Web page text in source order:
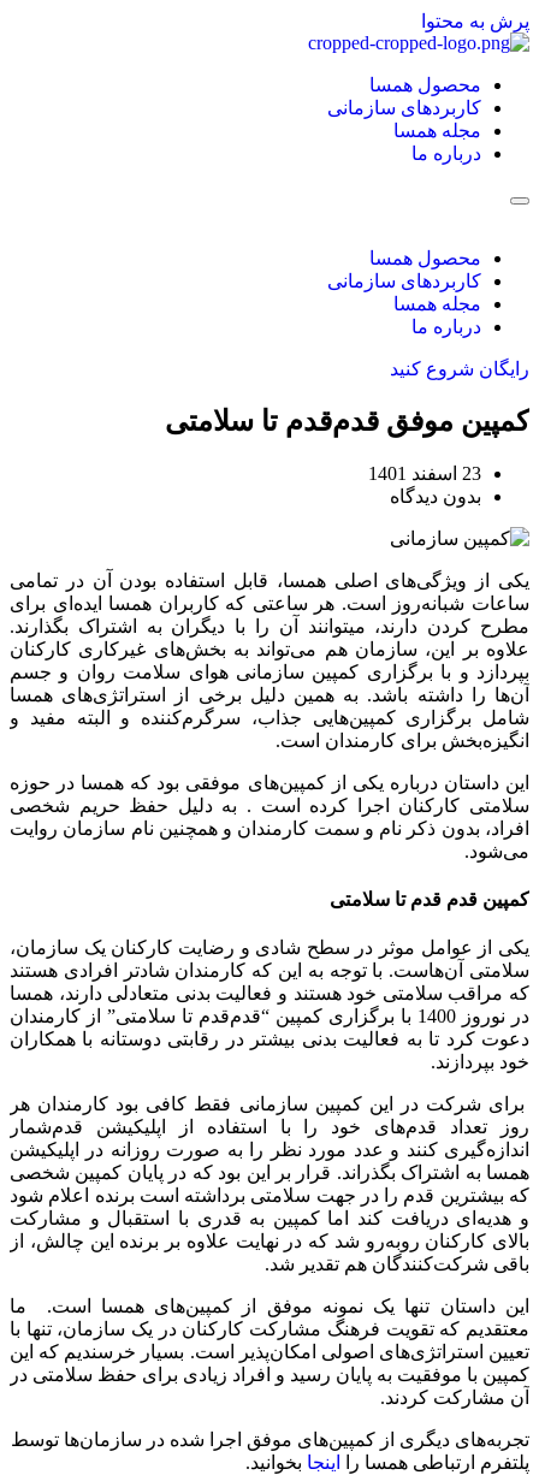
پرش به محتوا
محصول همسا
کاربردهای سازمانی
مجله همسا
درباره ما
Hamburger Toggle Menu
محصول همسا
کاربردهای سازمانی
مجله همسا
درباره ما
رایگان شروع کنید
کمپین موفق قدم‌قدم تا سلامتی
23 اسفند 1401
بدون دیدگاه
یکی از ویژگی‌های اصلی همسا، قابل استفاده بودن آن در تمامی
ساعات شبانه‌روز است. هر ساعتی که کاربران همسا ایده‌ای برای
مطرح کردن دارند، میتوانند آن را با دیگران به اشتراک بگذارند.
علاوه بر این، سازمان هم می‌تواند به بخش‌های غیرکاری کارکنان
بپردازد و با برگزاری کمپین سازمانی هوای سلامت روان و جسم
آن‌ها را داشته باشد. به همین دلیل برخی از استراتژی‌های همسا
شامل برگزاری کمپین‌هایی جذاب، سرگرم‌کننده و البته مفید و
انگیزه‌بخش برای کارمندان است.
این داستان درباره یکی از کمپین‌های موفقی بود که همسا در حوزه
سلامتی کارکنان اجرا کرده است . به دلیل حفظ حریم شخصی
افراد، بدون ذکر نام و سمت کارمندان و همچنین نام سازمان روایت
می‌شود.
کمپین قدم قدم تا سلامتی
یکی از عوامل موثر در سطح شادی و رضایت کارکنان یک سازمان،
سلامتی آن‌هاست. با توجه به این که کارمندان شادتر افرادی هستند
که مراقب سلامتی خود هستند و فعالیت بدنی متعادلی دارند، همسا
در نوروز 1400 با برگزاری کمپین “قدم‌قدم تا سلامتی” از کارمندان
دعوت کرد تا به فعالیت بدنی بیشتر در رقابتی دوستانه با همکاران
خود بپردازند.
برای شرکت در این کمپین سازمانی فقط کافی بود کارمندان هر
روز تعداد قدم‌های خود را با استفاده از اپلیکیشن قدم‌شمار
اندازه‌گیری کنند و عدد مورد نظر را به صورت روزانه در اپلیکیشن
همسا به اشتراک بگذراند. قرار بر این بود که در پایان کمپین شخصی
که بیشترین قدم را در جهت سلامتی برداشته است برنده اعلام شود
و هدیه‌ای دریافت کند اما کمپین به قدری با استقبال و مشارکت
بالای کارکنان روبه‌رو شد که در نهایت علاوه بر برنده این چالش، از
باقی شرکت‌کنندگان هم تقدیر شد.
این داستان تنها یک نمونه موفق از کمپین‌های همسا است. ما
معتقدیم که تقویت فرهنگ مشارکت کارکنان در یک سازمان، تنها با
تعیین استراتژی‌های اصولی امکان‌پذیر است. بسیار خرسندیم که این
کمپین با موفقیت به پایان رسید و افراد زیادی برای حفظ سلامتی در
آن مشارکت کردند.
تجربه‌های دیگری از کمپین‌های موفق اجرا شده در سازمان‌ها توسط
پلتفرم ارتباطی همسا را
اینجا بخوانید.